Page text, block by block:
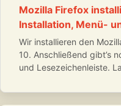
Mozilla Firefox
Installation, Menü-
Wir installieren den
10. Anschließend gibt’s
und Lesezeichenleiste.